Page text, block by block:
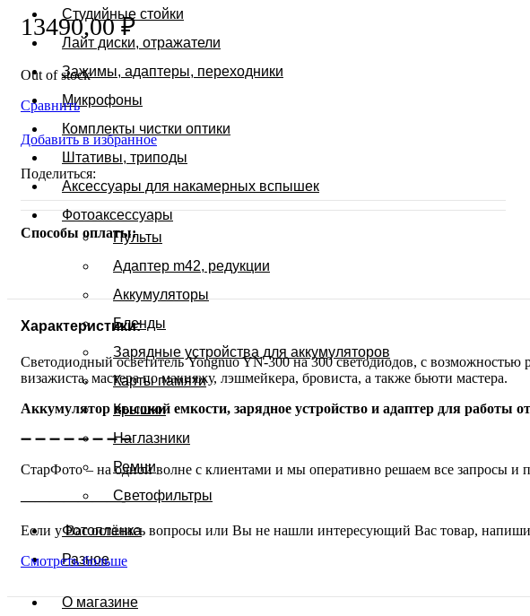
Студийные стойки
Лайт диски, отражатели
Зажимы, адаптеры, переходники
Микрофоны
Комплекты чистки оптики
Штативы, триподы
Аксессуары для накамерных вспышек
Фотоаксессуары
Пульты
Адаптер m42, редукции
Аккумуляторы
Бленды
Зарядные устройства для аккумуляторов
Карты памяти
Крышки
Наглазники
Ремни
Светофильтры
Фотоплёнка
Разное
О магазине
13490,00₽
Out of stock
Сравнить
Добавить в избранное
Поделиться:
Способы оплаты:
Характеристики:
Светодиодный осветитель Yongnuo YN-300 на 300 светодиодов, с
визажиста, мастера по макияжу, лэшмейкера, бровиста, а также бьюти мастера.
Аккумулятор высокой емкости, зарядное устройство и адаптер для работы
➖ ➖ ➖ ➖ ➖ ➖ ➖ ➖
СтарФото – на одной волне с клиентами и мы оперативно решаем все запросы и
———————-
Если у Вас остались вопросы или Вы не нашли интересующий Вас товар,
Смотреть больше